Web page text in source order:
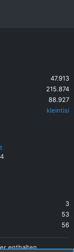
47.913
215.874
88.927
kleintisi
3
53
56
enthalten.